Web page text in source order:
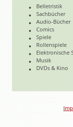
Belletristik
Sachbücher
Audio-Bücher
Comics
Spiele
Rollenspiele
Elektronische
Musik
DVDs & Kino